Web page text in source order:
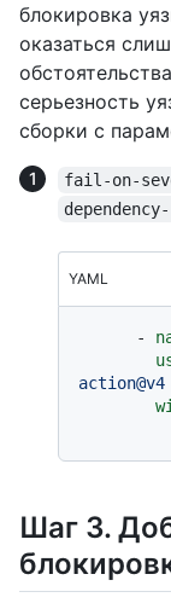
блокировка
оказаться
серьезность
сборки с
fail-on-
YAML
-
action@v4
Шаг 3.